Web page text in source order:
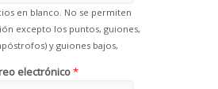
en blanco. No se permiten
excepto los puntos, guiones,
y guiones bajos,
electrónico*